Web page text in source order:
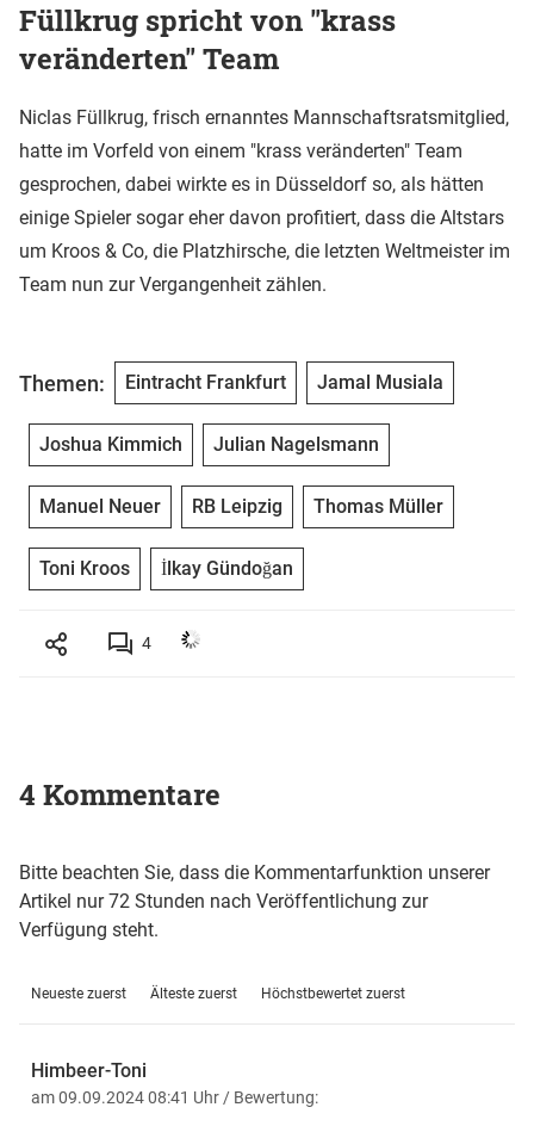
Füllkrug spricht von "krass
veränderten" Team
Niclas Füllkrug, frisch ernanntes Mannschaftsratsmitglied,
hatte im Vorfeld von einem "krass veränderten" Team
gesprochen, dabei wirkte es in Düsseldorf so, als hätten
einige Spieler sogar eher davon profitiert, dass die Altstars
um Kroos & Co, die Platzhirsche, die letzten Weltmeister im
Team nun zur Vergangenheit zählen.
Themen: Eintracht Frankfurt Jamal Musiala
Joshua Kimmich Julian Nagelsmann
Manuel Neuer RB Leipzig Thomas Müller
Toni Kroos İlkay Gündoğan
4
4 Kommentare
Bitte beachten Sie, dass die Kommentarfunktion unserer
Artikel nur 72 Stunden nach Veröffentlichung zur
Verfügung steht.
Neueste zuerst Älteste zuerst Höchstbewertet zuerst
Himbeer-Toni
am 09.09.2024 08:41 Uhr / Bewertung: